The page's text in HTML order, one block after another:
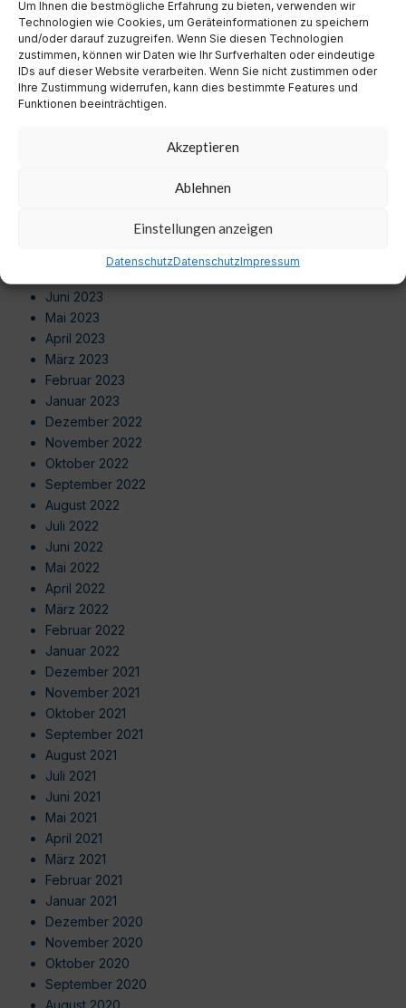
Um Ihnen die bestmögliche Erfahrung zu bieten, verwenden wir
Technologien wie Cookies, um Geräteinformationen zu speichern
und/oder darauf zuzugreifen. Wenn Sie diesen Technologien
zustimmen, können wir Daten wie Ihr Surfverhalten oder eindeutige
IDs auf dieser Website verarbeiten. Wenn Sie nicht zustimmen oder
Ihre Zustimmung widerrufen, kann dies bestimmte Features und
Funktionen beeinträchtigen.
Akzeptieren
Ablehnen
Einstellungen anzeigen
DatenschutzDatenschutzImpressum
August 2024
Juli 2024
Juni 2024
Mai 2024
April 2024
März 2024
September 2023
August 2023
Juni 2023
Mai 2023
April 2023
März 2023
Februar 2023
Januar 2023
Dezember 2022
November 2022
Oktober 2022
September 2022
August 2022
Juli 2022
Juni 2022
Mai 2022
April 2022
März 2022
Februar 2022
Januar 2022
Dezember 2021
November 2021
Oktober 2021
September 2021
August 2021
Juli 2021
Juni 2021
Mai 2021
April 2021
März 2021
Februar 2021
Januar 2021
Dezember 2020
November 2020
Oktober 2020
September 2020
August 2020